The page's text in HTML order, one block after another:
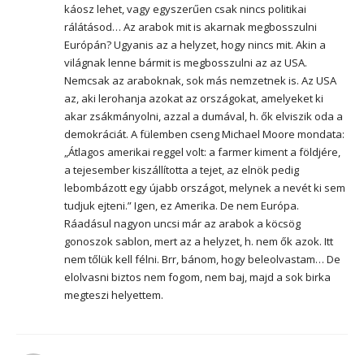
káosz lehet, vagy egyszerűen csak nincs politikai
rálátásod… Az arabok mit is akarnak megbosszulni
Európán? Ugyanis az a helyzet, hogy nincs mit. Akin a
világnak lenne bármit is megbosszulni az az USA.
Nemcsak az araboknak, sok más nemzetnek is. Az USA
az, aki lerohanja azokat az országokat, amelyeket ki
akar zsákmányolni, azzal a dumával, h. ők elviszik oda a
demokráciát. A fülemben cseng Michael Moore mondata:
„Átlagos amerikai reggel volt: a farmer kiment a földjére,
a tejesember kiszállította a tejet, az elnök pedig
lebombázott egy újabb országot, melynek a nevét ki sem
tudjuk ejteni.” Igen, ez Amerika. De nem Európa.
Ráadásul nagyon uncsi már az arabok a köcsög
gonoszok sablon, mert az a helyzet, h. nem ők azok. Itt
nem tőlük kell félni. Brr, bánom, hogy beleolvastam… De
elolvasni biztos nem fogom, nem baj, majd a sok birka
megteszi helyettem.